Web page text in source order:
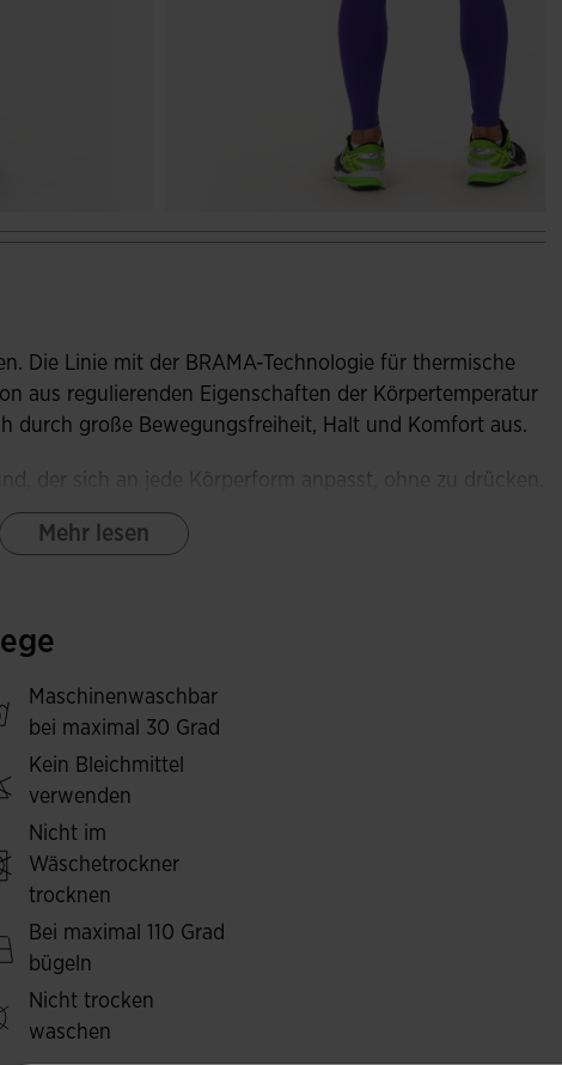
Die Linie mit der BRAMA-Technologie für thermische
aus regulierenden Eigenschaften der Körpertemperatur
durch große Bewegungsfreiheit, Halt und Komfort aus.
der sich an jede Körperform anpasst, ohne zu drücken.
Reizungen der Haut verhindert und den Komfort
bei konstanter Körpertemperatur.
Mehr lesen
Maschinenwaschbar
bei maximal 30 Grad
Kein Bleichmittel
verwenden
Nicht im
Wäschetrockner
trocknen
Bei maximal 110 Grad
bügeln
Nicht trocken
waschen